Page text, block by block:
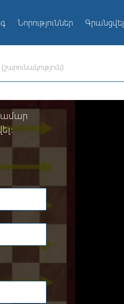
Նորություններ Գրանցվել